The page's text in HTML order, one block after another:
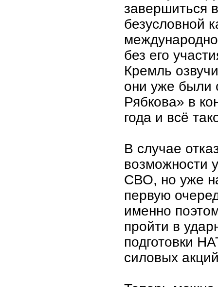
завершиться
безусловной
без его
Кремль
они уже были
Рябкова» в
года и всё
В случае
возможности
СВО, но уже
первую
именно
пройти в
подготовки
силовых